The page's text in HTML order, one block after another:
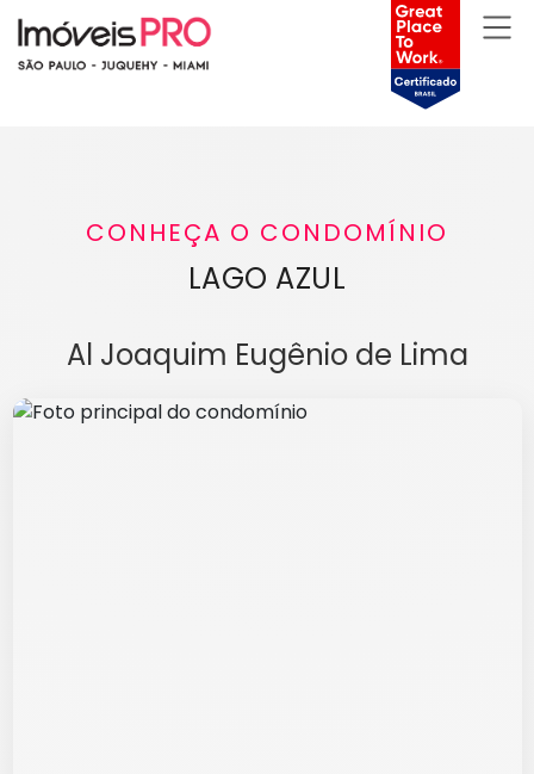
CONHEÇA O CONDOMÍNIO
LAGO AZUL
Al Joaquim Eugênio de Lima